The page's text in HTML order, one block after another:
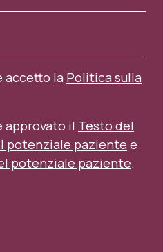
accetto la Politica sulla
approvato il Testo del
potenziale paziente e
potenziale paziente.